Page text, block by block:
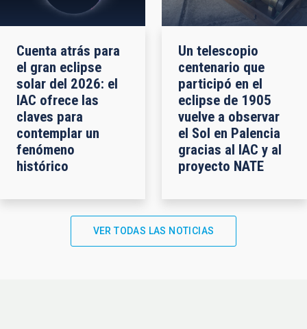
Cuenta atrás para
el gran eclipse
solar del 2026: el
IAC ofrece las
claves para
contemplar un
fenómeno
histórico
Un telescopio
centenario que
participó en el
eclipse de 1905
vuelve a observar
el Sol en Palencia
gracias al IAC y al
proyecto NATE
VER TODAS LAS NOTICIAS